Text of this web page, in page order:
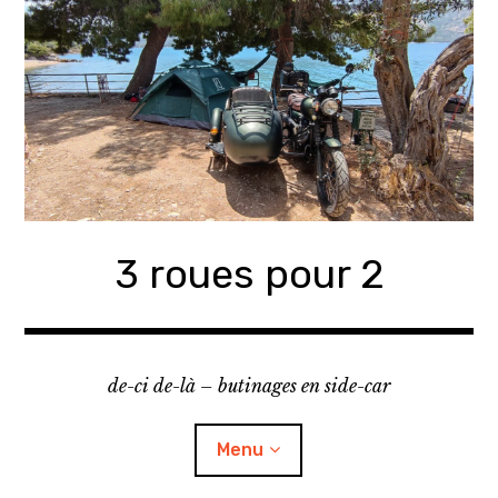
Accéder
contenu
principal
3 roues pour 2
de-ci de-là – butinages en side-car
Menu